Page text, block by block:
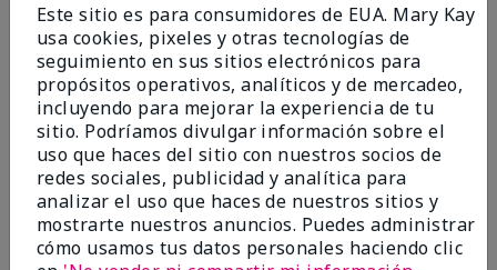
Más de $18 millones donados a nivel
global desde 2008 para impulsar la
investigación contra el cáncer, erradicar
la violencia doméstica, promover el
empoderamiento económico y
transformar comunidades.
Este sitio es para consumidores de EUA. Mary Kay
usa cookies, pixeles y otras tecnologías de
seguimiento en sus sitios electrónicos para
propósitos operativos, analíticos y de mercadeo,
incluyendo para mejorar la experiencia de tu
sitio. Podríamos divulgar información sobre el
uso que haces del sitio con nuestros socios de
redes sociales, publicidad y analítica para
analizar el uso que haces de nuestros sitios y
mostrarte nuestros anuncios. Puedes administrar
cómo usamos tus datos personales haciendo clic